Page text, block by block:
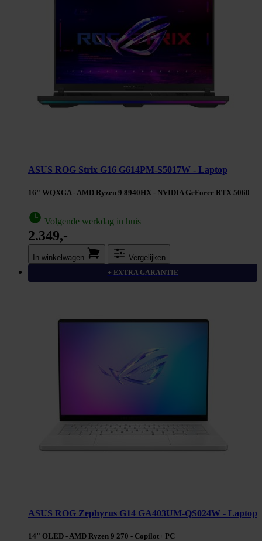
ASUS ROG Strix G16 G614PM-S5017W - Laptop
16" WQXGA - AMD Ryzen 9 8940HX - NVIDIA GeForce RTX 5060
Volgende werkdag in huis
2.349,-
In winkel­wagen Vergelijken
+ EXTRA GARANTIE
ASUS ROG Zephyrus G14 GA403UM-QS024W - Laptop
14" OLED - AMD Ryzen 9 270 - Copilot+ PC